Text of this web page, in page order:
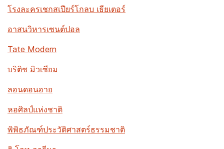
โรงละครเชกสเปียร์โกลบ เธียเตอร์
อาสนวิหารเซนต์ปอล
Tate Modern
บริติช มิวเซียม
ลอนดอนอาย
หอศิลป์แห่งชาติ
พิพิธภัณฑ์ประวัติศาสตร์ธรรมชาติ